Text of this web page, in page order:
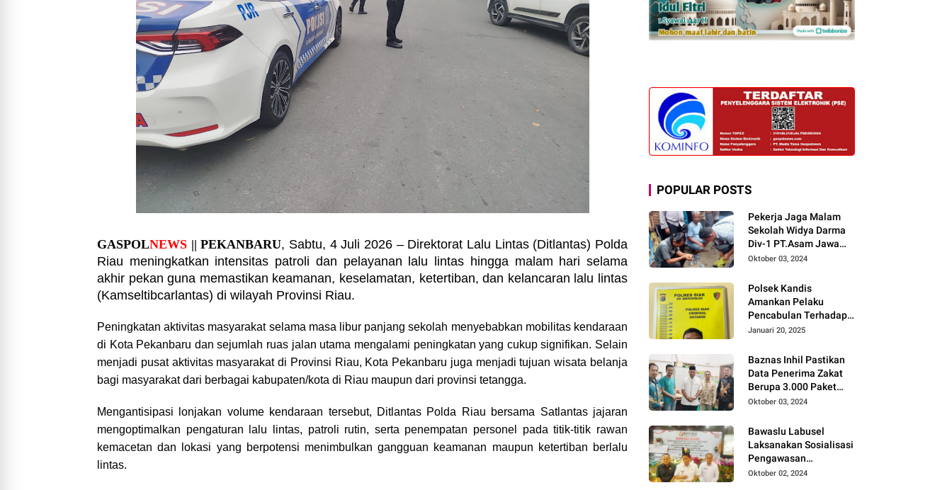
GASPOLNEWS || PEKANBARU, Sabtu, 4 Juli 2026 – Direktorat Lalu Lintas (Ditlantas) Polda
Riau meningkatkan intensitas patroli dan pelayanan lalu lintas hingga malam hari selama
akhir pekan guna memastikan keamanan, keselamatan, ketertiban, dan kelancaran lalu lintas
(Kamseltibcarlantas) di wilayah Provinsi Riau.
Peningkatan aktivitas masyarakat selama masa libur panjang sekolah menyebabkan mobilitas kendaraan
di Kota Pekanbaru dan sejumlah ruas jalan utama mengalami peningkatan yang cukup signifikan. Selain
menjadi pusat aktivitas masyarakat di Provinsi Riau, Kota Pekanbaru juga menjadi tujuan wisata belanja
bagi masyarakat dari berbagai kabupaten/kota di Riau maupun dari provinsi tetangga.
Mengantisipasi lonjakan volume kendaraan tersebut, Ditlantas Polda Riau bersama Satlantas jajaran
mengoptimalkan pengaturan lalu lintas, patroli rutin, serta penempatan personel pada titik-titik rawan
kemacetan dan lokasi yang berpotensi menimbulkan gangguan keamanan maupun ketertiban berlalu
lintas.
POPULAR POSTS
Pekerja Jaga Malam
Sekolah Widya Darma
Div-1 PT.Asam Jawa
Todongkan Senpi
Sumberjo
Oktober 03, 2024
Polsek Kandis
Amankan Pelaku
Pencabulan Terhadap
Dua Anak Kakak-
Gereja
Januari 20, 2025
Baznas Inhil Pastikan
Data Penerima Zakat
Berupa 3.000 Paket
Premium Boxs Sudah
Oktober 03, 2024
Bawaslu Labusel
Laksanakan Sosialisasi
Pengawasan
Partisipatif kepada
Oktober 02, 2024